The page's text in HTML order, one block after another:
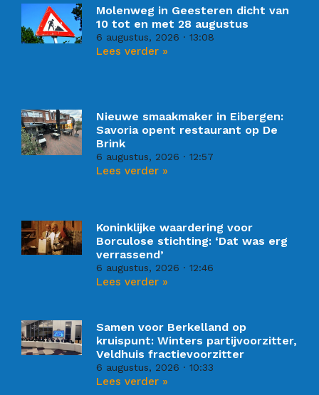
Molenweg in Geesteren dicht van
10 tot en met 28 augustus
6 augustus, 2026 13:08
Lees verder »
Nieuwe smaakmaker in Eibergen:
Savoria opent restaurant op De
Brink
6 augustus, 2026 12:57
Lees verder »
Koninklijke waardering voor
Borculose stichting: ‘Dat was erg
verrassend’
6 augustus, 2026 12:46
Lees verder »
Samen voor Berkelland op
kruispunt: Winters partijvoorzitter,
Veldhuis fractievoorzitter
6 augustus, 2026 10:33
Lees verder »